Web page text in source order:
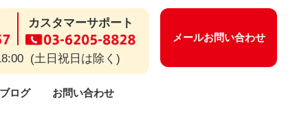
ブログ お問い合わせ
カスタマーサポート
(土日祝日は除く)
メールお問い合わせ